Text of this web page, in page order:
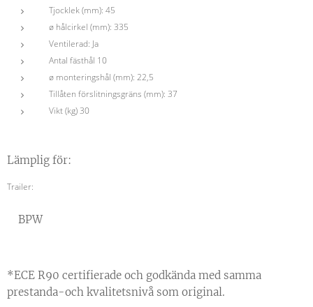
Tjocklek (mm): 45
ø hålcirkel (mm): 335
Ventilerad: Ja
Antal fästhål 10
ø monteringshål (mm): 22,5
Tillåten förslitningsgräns (mm): 37
Vikt (kg) 30
Lämplig för:
Trailer:
BPW
*ECE R90 certifierade och godkända med samma
prestanda-och kvalitetsnivå som original.